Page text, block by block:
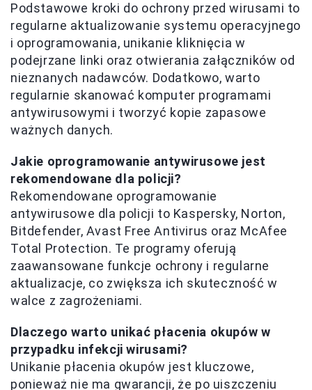
Podstawowe kroki do ochrony przed wirusami to
regularne aktualizowanie systemu operacyjnego
i oprogramowania, unikanie kliknięcia w
podejrzane linki oraz otwierania załączników od
nieznanych nadawców. Dodatkowo, warto
regularnie skanować komputer programami
antywirusowymi i tworzyć kopie zapasowe
ważnych danych.
Jakie oprogramowanie antywirusowe jest
rekomendowane dla policji?
Rekomendowane oprogramowanie
antywirusowe dla policji to Kaspersky, Norton,
Bitdefender, Avast Free Antivirus oraz McAfee
Total Protection. Te programy oferują
zaawansowane funkcje ochrony i regularne
aktualizacje, co zwiększa ich skuteczność w
walce z zagrożeniami.
Dlaczego warto unikać płacenia okupów w
przypadku infekcji wirusami?
Unikanie płacenia okupów jest kluczowe,
ponieważ nie ma gwarancji, że po uiszczeniu